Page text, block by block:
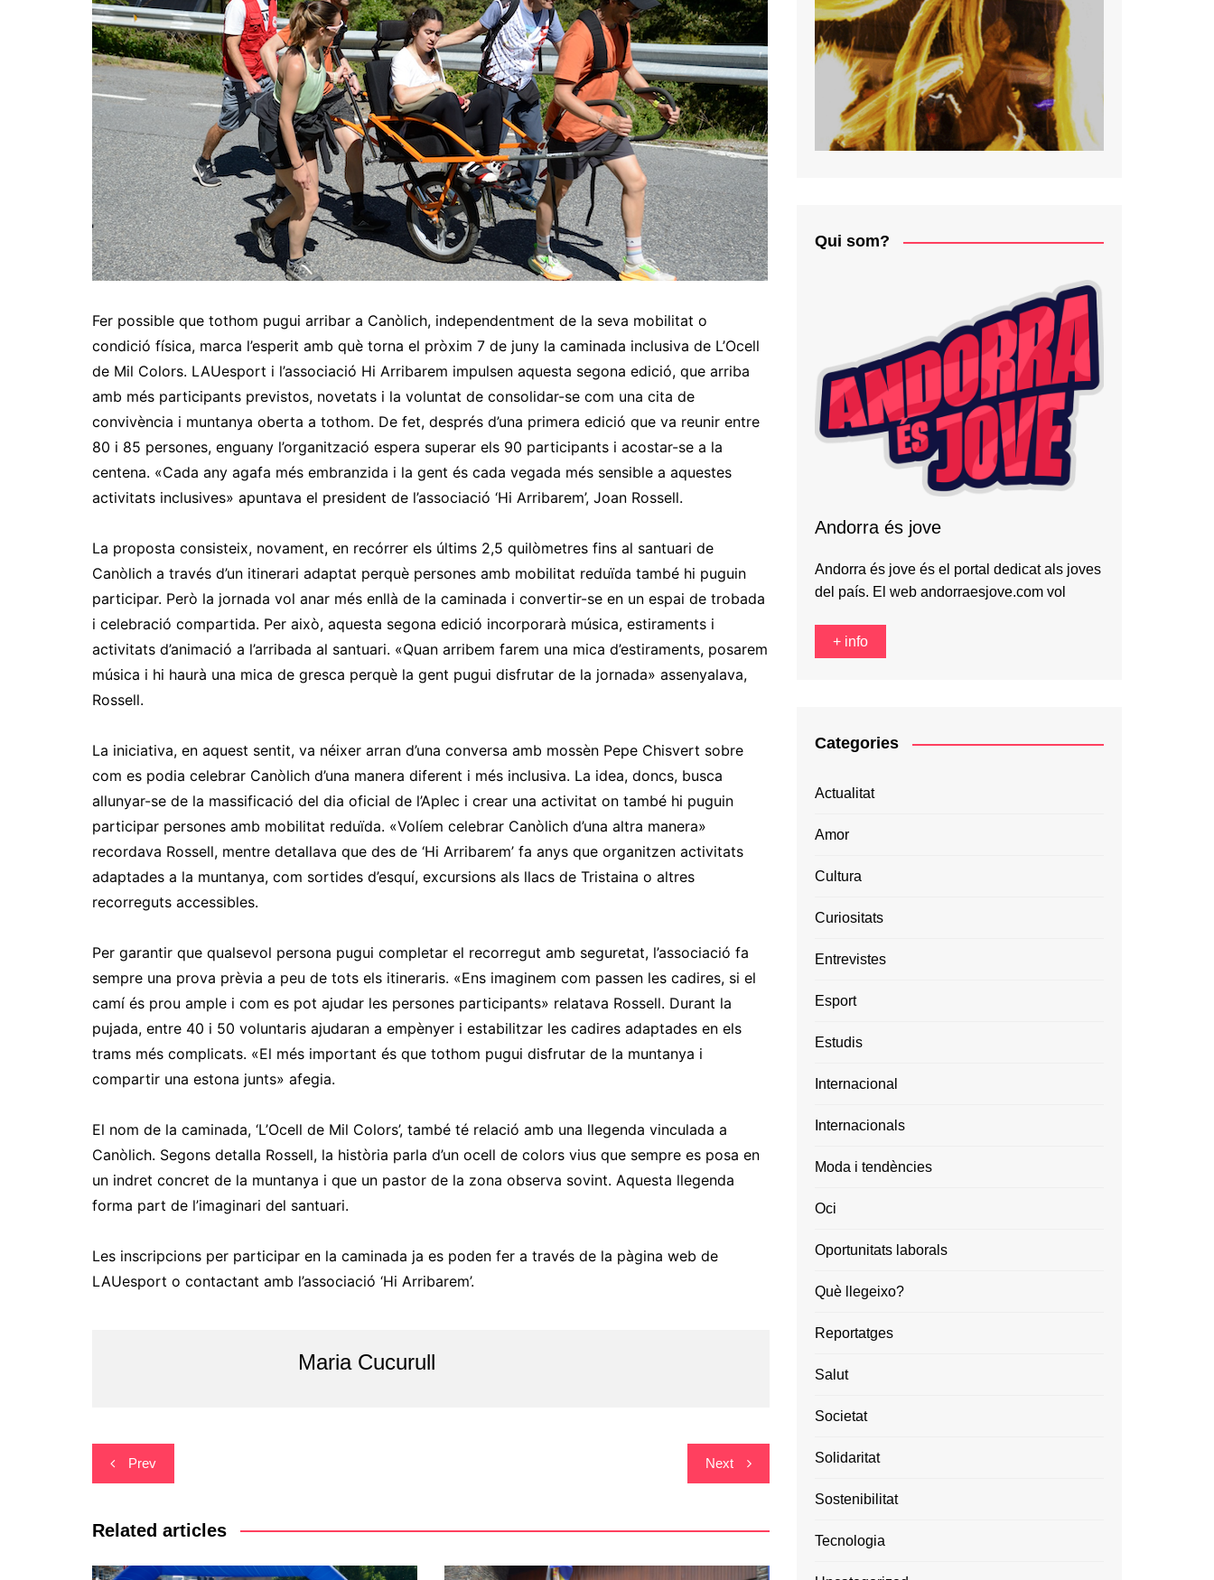
Fer possible que tothom pugui arribar a Canòlich, independentment de la seva mobilitat o
condició física, marca l’esperit amb què torna el pròxim 7 de juny la caminada inclusiva de L’Ocell
de Mil Colors. LAUesport i l’associació Hi Arribarem impulsen aquesta segona edició, que arriba
amb més participants previstos, novetats i la voluntat de consolidar-se com una cita de
convivència i muntanya oberta a tothom. De fet, després d’una primera edició que va reunir entre
80 i 85 persones, enguany l’organització espera superar els 90 participants i acostar-se a la
centena. «Cada any agafa més embranzida i la gent és cada vegada més sensible a aquestes
activitats inclusives» apuntava el president de l’associació ‘Hi Arribarem’, Joan Rossell.
La proposta consisteix, novament, en recórrer els últims 2,5 quilòmetres fins al santuari de
Canòlich a través d’un itinerari adaptat perquè persones amb mobilitat reduïda també hi puguin
participar. Però la jornada vol anar més enllà de la caminada i convertir-se en un espai de trobada
i celebració compartida. Per això, aquesta segona edició incorporarà música, estiraments i
activitats d’animació a l’arribada al santuari. «Quan arribem farem una mica d’estiraments, posarem
música i hi haurà una mica de gresca perquè la gent pugui disfrutar de la jornada» assenyalava,
Rossell.
La iniciativa, en aquest sentit, va néixer arran d’una conversa amb mossèn Pepe Chisvert sobre
com es podia celebrar Canòlich d’una manera diferent i més inclusiva. La idea, doncs, busca
allunyar-se de la massificació del dia oficial de l’Aplec i crear una activitat on també hi puguin
participar persones amb mobilitat reduïda. «Volíem celebrar Canòlich d’una altra manera»
recordava Rossell, mentre detallava que des de ‘Hi Arribarem’ fa anys que organitzen activitats
adaptades a la muntanya, com sortides d’esquí, excursions als llacs de Tristaina o altres
recorreguts accessibles.
Per garantir que qualsevol persona pugui completar el recorregut amb seguretat, l’associació fa
sempre una prova prèvia a peu de tots els itineraris. «Ens imaginem com passen les cadires, si el
camí és prou ample i com es pot ajudar les persones participants» relatava Rossell. Durant la
pujada, entre 40 i 50 voluntaris ajudaran a empènyer i estabilitzar les cadires adaptades en els
trams més complicats. «El més important és que tothom pugui disfrutar de la muntanya i
compartir una estona junts» afegia.
El nom de la caminada, ‘L’Ocell de Mil Colors’, també té relació amb una llegenda vinculada a
Canòlich. Segons detalla Rossell, la història parla d’un ocell de colors vius que sempre es posa en
un indret concret de la muntanya i que un pastor de la zona observa sovint. Aquesta llegenda
forma part de l’imaginari del santuari.
Les inscripcions per participar en la caminada ja es poden fer a través de la pàgina web de
LAUesport o contactant amb l’associació ‘Hi Arribarem’.
Maria Cucurull
Navegació
d'entrades
Prev Next
Related articles
Qui som?
Andorra és jove
Andorra és jove és el portal dedicat als joves
del país. El web andorraesjove.com vol
+ info
Categories
Actualitat
Amor
Cultura
Curiositats
Entrevistes
Esport
Estudis
Internacional
Internacionals
Moda i tendències
Oci
Oportunitats laborals
Què llegeixo?
Reportatges
Salut
Societat
Solidaritat
Sostenibilitat
Tecnologia